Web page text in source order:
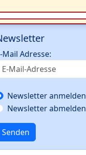
Mail Adresse:
Newsletter anmelden
Newsletter abmelden
Senden